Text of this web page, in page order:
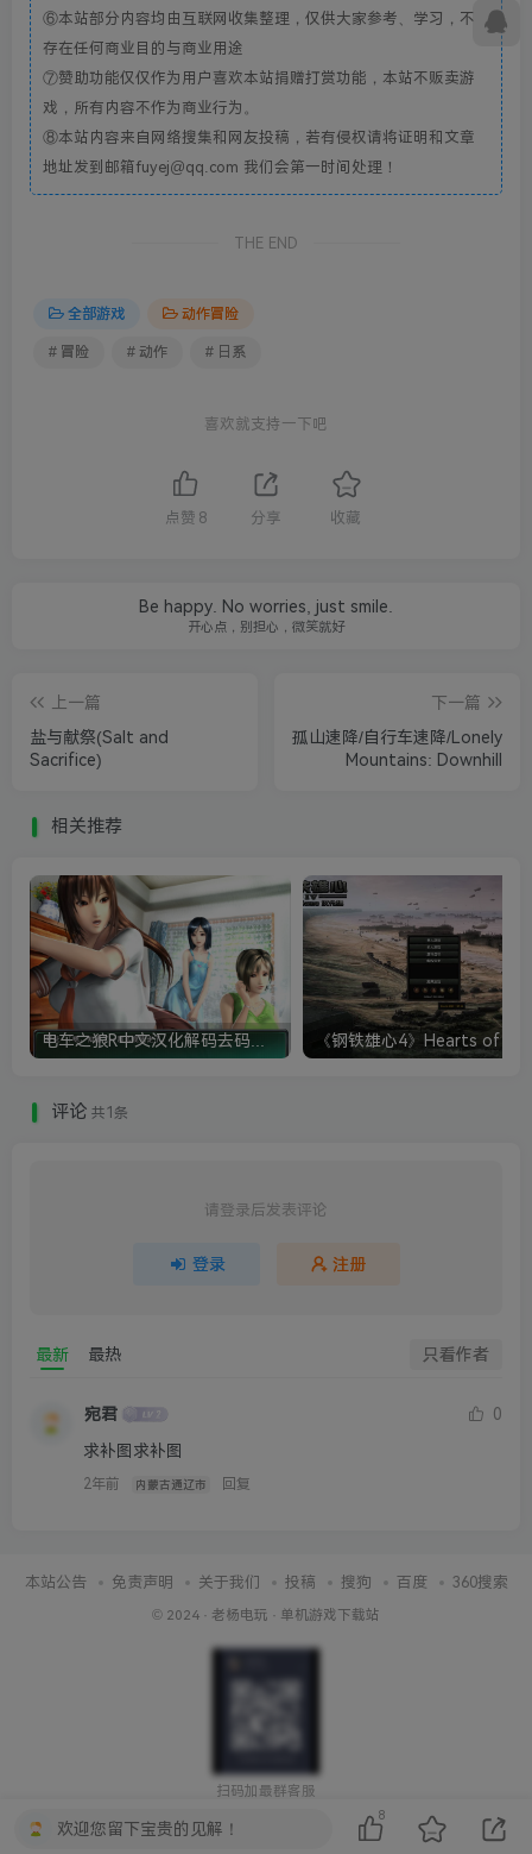
⑥本站部分内容均由互联网收集整理，仅供大家参考、学习，不
存在任何商业目的与商业用途
⑦赞助功能仅仅作为用户喜欢本站捐赠打赏功能，本站不贩卖游
戏，所有内容不作为商业行为。
⑧本站内容来自网络搜集和网友投稿，若有侵权请将证明和文章
地址发到邮箱fuyej@qq.com 我们会第一时间处理！
THE END
全部游戏 动作冒险
# 冒险 # 动作 # 日系
喜欢就支持一下吧
点赞 8 分享 收藏
Be happy. No worries, just smile.
开心点，别担心，微笑就好
上一篇
盐与献祭(Salt and
Sacrifice)
下一篇
孤山速降/自行车速降/Lonely
Mountains: Downhill
相关推荐
评论 共1条
请登录后发表评论
登录 注册
最新 最热 只看作者
宛君
0
求补图求补图
2年前 内蒙古通辽市 回复
本站公告 免责声明 关于我们 投稿 搜狗 百度 360搜索
© 2024 · 老杨电玩 · 单机游戏下载站
扫码加最群客服
欢迎您留下宝贵的见解！
8